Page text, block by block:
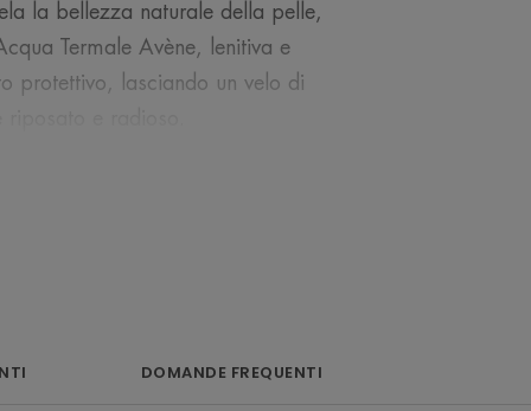
la bellezza naturale della pelle,
Termale Avène, lenitiva e
protettivo, lasciando un velo di
DOMANDE FREQUENTI